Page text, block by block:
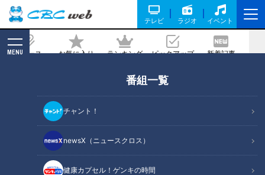
テレビ ラジオ イベント
ニュース お気に入り ランキング ピックアップ 新着記事
MENU
番組一覧
チャント！
newsX（ニュースクロス）
健康カプセル！ゲンキの時間
勝負！ 三重『亀山高校』の男子『ウエ
イトリフティング部』 女性指導者の日
本一の強豪校
2023/02/14 17:13
2023年2月1日放送